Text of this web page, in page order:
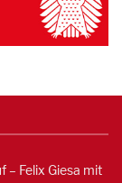
– Felix Giesa mit